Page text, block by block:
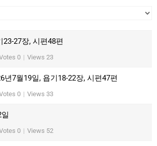
27장, 시편48편
0 | Views 23
년7월19일, 욥기18-22장, 시편47편
0 | Views 33
0 | Views 52